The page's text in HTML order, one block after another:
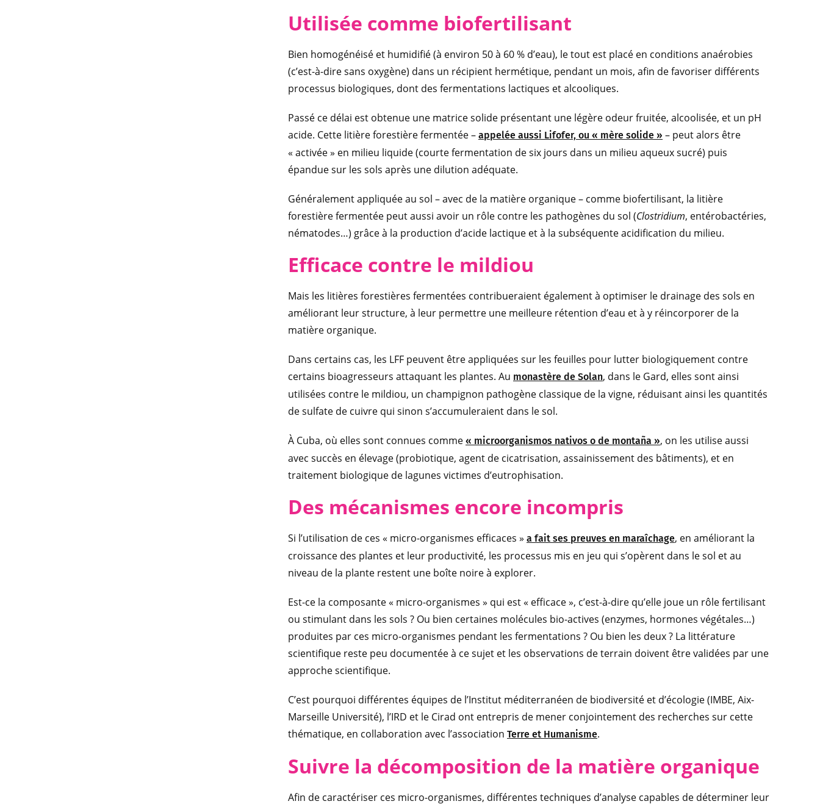
Utilisée comme biofertilisant
Bien homogénéisé et humidifié (à environ 50 à 60 % d’eau), le tout est placé en conditions anaérobies
(c’est-à-dire sans oxygène) dans un récipient hermétique, pendant un mois, afin de favoriser différents
processus biologiques, dont des fermentations lactiques et alcooliques.
Passé ce délai est obtenue une matrice solide présentant une légère odeur fruitée, alcoolisée, et un pH
acide. Cette litière forestière fermentée – appelée aussi Lifofer, ou « mère solide » – peut alors être
« activée » en milieu liquide (courte fermentation de six jours dans un milieu aqueux sucré) puis
épandue sur les sols après une dilution adéquate.
Généralement appliquée au sol – avec de la matière organique – comme biofertilisant, la litière
forestière fermentée peut aussi avoir un rôle contre les pathogènes du sol (Clostridium, entérobactéries,
nématodes…) grâce à la production d’acide lactique et à la subséquente acidification du milieu.
Efficace contre le mildiou
Mais les litières forestières fermentées contribueraient également à optimiser le drainage des sols en
améliorant leur structure, à leur permettre une meilleure rétention d’eau et à y réincorporer de la
matière organique.
Dans certains cas, les LFF peuvent être appliquées sur les feuilles pour lutter biologiquement contre
certains bioagresseurs attaquant les plantes. Au monastère de Solan, dans le Gard, elles sont ainsi
utilisées contre le mildiou, un champignon pathogène classique de la vigne, réduisant ainsi les quantités
de sulfate de cuivre qui sinon s’accumuleraient dans le sol.
À Cuba, où elles sont connues comme « microorganismos nativos o de montaña », on les utilise aussi
avec succès en élevage (probiotique, agent de cicatrisation, assainissement des bâtiments), et en
traitement biologique de lagunes victimes d’eutrophisation.
Des mécanismes encore incompris
Si l’utilisation de ces « micro-organismes efficaces » a fait ses preuves en maraîchage, en améliorant la
croissance des plantes et leur productivité, les processus mis en jeu qui s’opèrent dans le sol et au
niveau de la plante restent une boîte noire à explorer.
Est-ce la composante « micro-organismes » qui est « efficace », c’est-à-dire qu’elle joue un rôle fertilisant
ou stimulant dans les sols ? Ou bien certaines molécules bio-actives (enzymes, hormones végétales…)
produites par ces micro-organismes pendant les fermentations ? Ou bien les deux ? La littérature
scientifique reste peu documentée à ce sujet et les observations de terrain doivent être validées par une
approche scientifique.
C’est pourquoi différentes équipes de l’Institut méditerranéen de biodiversité et d’écologie (IMBE, Aix-
Marseille Université), l’IRD et le Cirad ont entrepris de mener conjointement des recherches sur cette
thématique, en collaboration avec l’association Terre et Humanisme.
Suivre la décomposition de la matière organique
Afin de caractériser ces micro-organismes, différentes techniques d’analyse capables de déterminer leur